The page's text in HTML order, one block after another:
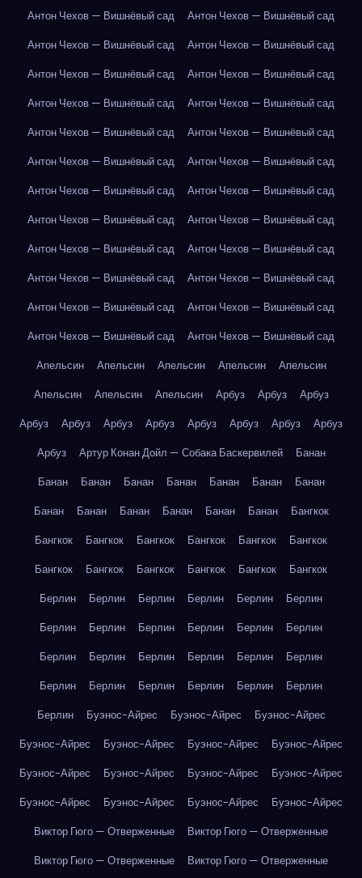
Антон Чехов — Вишнёвый сад
Антон Чехов — Вишнёвый сад
Антон Чехов — Вишнёвый сад
Антон Чехов — Вишнёвый сад
Антон Чехов — Вишнёвый сад
Антон Чехов — Вишнёвый сад
Антон Чехов — Вишнёвый сад
Антон Чехов — Вишнёвый сад
Антон Чехов — Вишнёвый сад
Антон Чехов — Вишнёвый сад
Антон Чехов — Вишнёвый сад
Антон Чехов — Вишнёвый сад
Антон Чехов — Вишнёвый сад
Антон Чехов — Вишнёвый сад
Антон Чехов — Вишнёвый сад
Антон Чехов — Вишнёвый сад
Антон Чехов — Вишнёвый сад
Антон Чехов — Вишнёвый сад
Антон Чехов — Вишнёвый сад
Антон Чехов — Вишнёвый сад
Антон Чехов — Вишнёвый сад
Антон Чехов — Вишнёвый сад
Антон Чехов — Вишнёвый сад
Антон Чехов — Вишнёвый сад
Апельсин
Апельсин Апельсин Апельсин
Апельсин
Апельсин
Апельсин Апельсин Арбуз Арбуз
Арбуз
Арбуз
Арбуз Арбуз Арбуз Арбуз Арбуз Арбуз
Арбуз
Арбуз
Артур Конан Дойл — Собака Баскервилей
Банан
Банан
Банан Банан Банан Банан Банан
Банан
Банан
Банан Банан Банан Банан Банан
Бангкок
Бангкок
Бангкок Бангкок Бангкок Бангкок
Бангкок
Бангкок
Бангкок Бангкок Бангкок Бангкок
Бангкок
Берлин
Берлин Берлин Берлин Берлин
Берлин
Берлин
Берлин Берлин Берлин Берлин
Берлин
Берлин
Берлин Берлин Берлин Берлин
Берлин
Берлин
Берлин Берлин Берлин Берлин
Берлин
Берлин
Буэнос-Айрес Буэнос-Айрес
Буэнос-Айрес
Буэнос-Айрес
Буэнос-Айрес Буэнос-Айрес
Буэнос-Айрес
Буэнос-Айрес
Буэнос-Айрес Буэнос-Айрес
Буэнос-Айрес
Буэнос-Айрес
Буэнос-Айрес Буэнос-Айрес
Буэнос-Айрес
Виктор Гюго — Отверженные
Виктор Гюго — Отверженные
Виктор Гюго — Отверженные
Виктор Гюго — Отверженные